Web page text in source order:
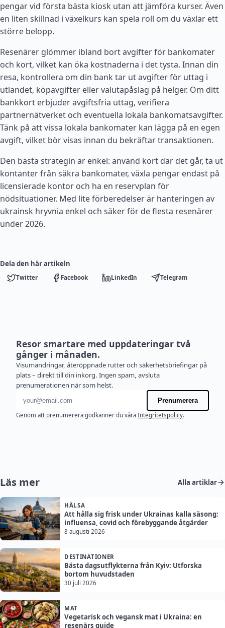
pengar vid första bästa kiosk utan att jämföra kurser. Även
en liten skillnad i växelkurs kan spela roll om du växlar ett
större belopp.
Resenärer glömmer ibland bort avgifter för bankomater
och kort, vilket kan öka kostnaderna i det tysta. Innan din
resa, kontrollera om din bank tar ut avgifter för uttag i
utlandet, köpavgifter eller valutapåslag på helger. Om ditt
bankkort erbjuder avgiftsfria uttag, verifiera
partnernätverket och eventuella lokala bankomatsavgifter.
Tänk på att vissa lokala bankomater kan lägga på en egen
avgift, vilket bör visas innan du bekräftar transaktionen.
Den bästa strategin är enkel: använd kort där det går, ta ut
kontanter från säkra bankomater, växla pengar endast på
licensierade kontor och ha en reservplan för
nödsituationer. Med lite förberedelser är hanteringen av
ukrainsk hryvnia enkel och säker för de flesta resenärer
under 2026.
Dela den här artikeln
Twitter Facebook LinkedIn Telegram
Resor smartare med uppdateringar två
gånger i månaden.
Visumändringar, återöppnade rutter och säkerhetsbriefingar på
plats – direkt till din inkorg. Ingen spam, avsluta
prenumerationen när som helst.
E-postadress
Prenumerera
Genom att prenumerera godkänner du våra Integritetspolicy.
Läs mer Alla artiklar
HÄLSA
Att hålla sig frisk under Ukrainas kalla säsong:
influensa, covid och förebyggande åtgärder
8 augusti 2026
DESTINATIONER
Bästa dagsutflykterna från Kyiv: Utforska
bortom huvudstaden
30 juli 2026
MAT
Vegetarisk och vegansk mat i Ukraina: en
resenärs guide